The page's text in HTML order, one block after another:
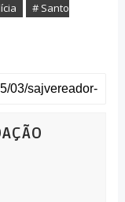
# Santo